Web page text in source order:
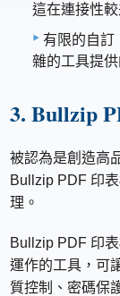
這在連接性
有限的自訂
雜的工具提
3. Bullzip
被認為是創造高
Bullzip PDF 印
理。
Bullzip PDF 印
運作的工具，可
質控制、密碼保